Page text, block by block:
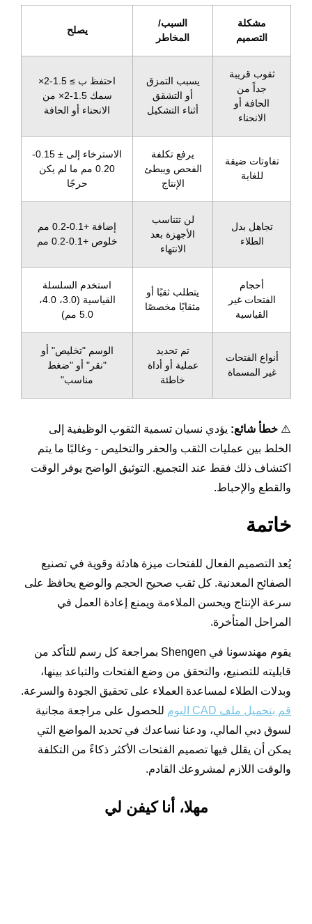
مشكلة
التصميم
السبب/
المخاطر
يصلح
ثقوب قريبة
جداً من
الحافة أو
الانحناء
يسبب التمزق
أو التشقق
أثناء التشكيل
احتفظ ب ≥ 1.5-2×
سمك 1.5-2× من
الانحناء أو الحافة
تفاوتات ضيقة
للغاية
يرفع تكلفة
الفحص ويبطئ
الإنتاج
الاسترخاء إلى ± 0.15-
0.20 مم ما لم يكن
حرجًا
تجاهل بدل
الطلاء
لن تتناسب
الأجهزة بعد
الانتهاء
إضافة +0.1-0.2 مم
خلوص +0.1-0.2 مم
أحجام
الفتحات غير
القياسية
يتطلب ثقبًا أو
مثقابًا مخصصًا
استخدم السلسلة
القياسية (3.0، 4.0،
5.0 مم)
أنواع الفتحات
غير المسماة
تم تحديد
عملية أو أداة
خاطئة
الوسم "تخليص" أو
"نقر" أو "ضغط
مناسب"
⚠️ خطأ شائع: يؤدي نسيان تسمية الثقوب الوظيفية إلى
الخلط بين عمليات الثقب والحفر والتخليص - وغالبًا ما يتم
اكتشاف ذلك فقط عند التجميع. التوثيق الواضح يوفر الوقت
والقطع والإحباط.
خاتمة
يُعد التصميم الفعال للفتحات ميزة هادئة وقوية في تصنيع
الصفائح المعدنية. كل ثقب صحيح الحجم والوضع يحافظ على
سرعة الإنتاج ويحسن الملاءمة ويمنع إعادة العمل في
المراحل المتأخرة.
يقوم مهندسونا في Shengen بمراجعة كل رسم للتأكد من
قابليته للتصنيع، والتحقق من وضع الفتحات والتباعد بينها،
وبدلات الطلاء لمساعدة العملاء على تحقيق الجودة والسرعة.
قم بتحميل ملف CAD اليوم
للحصول على مراجعة مجانية
لسوق دبي المالي، ودعنا نساعدك في تحديد المواضع التي
يمكن أن يقلل فيها تصميم الفتحات الأكثر ذكاءً من التكلفة
والوقت اللازم لمشروعك القادم.
مهلا، أنا كيفن لي